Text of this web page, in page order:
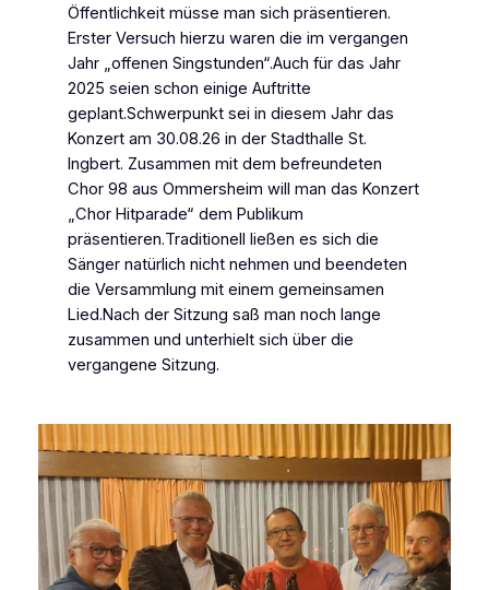
Öffentlichkeit müsse man sich präsentieren.
Erster Versuch hierzu waren die im vergangen
Jahr „offenen Singstunden“.Auch für das Jahr
2025 seien schon einige Auftritte
geplant.Schwerpunkt sei in diesem Jahr das
Konzert am 30.08.26 in der Stadthalle St.
Ingbert. Zusammen mit dem befreundeten
Chor 98 aus Ommersheim will man das Konzert
„Chor Hitparade“ dem Publikum
präsentieren.Traditionell ließen es sich die
Sänger natürlich nicht nehmen und beendeten
die Versammlung mit einem gemeinsamen
Lied.Nach der Sitzung saß man noch lange
zusammen und unterhielt sich über die
vergangene Sitzung.